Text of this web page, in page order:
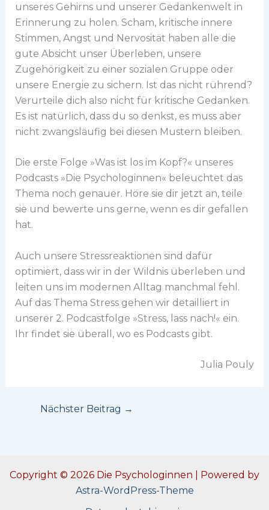
unseres Gehirns und unserer Gedankenwelt in
Erinnerung zu holen. Scham, kritische innere
Stimmen, Angst und Nervosität haben alle die
gute Absicht unser Überleben, unsere
Zugehörigkeit zu einer sozialen Gruppe oder
unsere Energie zu sichern. Ist das nicht rührend?
Verurteile dich also nicht für kritische Gedanken.
Es ist natürlich, dass du so denkst, es muss aber
nicht zwangsläufig bei diesen Mustern bleiben.
Die erste Folge »Was ist los im Kopf?« unseres
Podcasts »Die Psychologinnen« beleuchtet das
Thema noch genauer. Höre sie dir jetzt an, teile
sie und bewerte uns gerne, wenn es dir gefallen
hat.
Auch unsere Stressreaktionen sind dafür
optimiert, dass wir in der Wildnis überleben und
leiten uns im modernen Alltag manchmal fehl.
Auf das Thema Stress gehen wir detailliert in
unserer 2. Podcastfolge »Stress, lass nach!« ein.
Ihr findet sie überall, wo es Podcasts gibt.
Julia Pouly
Nächster Beitrag →
Copyright © 2026 Die Psychologinnen | Powered by
Astra-WordPress-Theme